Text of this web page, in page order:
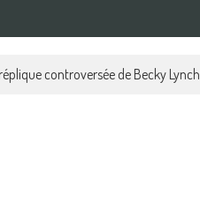
controversée de Becky